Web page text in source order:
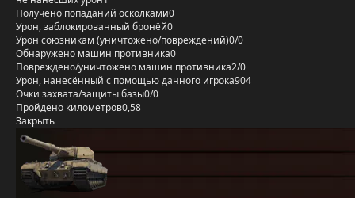
Получено попаданий осколками0
Урон, заблокированный бронёй0
Урон союзникам (уничтожено/повреждений)0/0
Обнаружено машин противника0
Повреждено/уничтожено машин противника2/0
Урон, нанесённый с помощью данного игрока904
Очки захвата/защиты базы0/0
Пройдено километров0,58
Закрыть